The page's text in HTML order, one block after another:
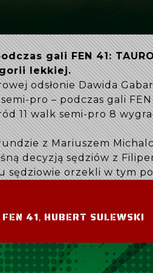
gali FEN 41:
lekkiej.
odsłonie Dawida
pro – podczas gali
walk semi-pro 8
z Mariuszem
decyzją sędziów z
sędziowie orzekli w tym
FEN 41, HUBERT SULEWSKI